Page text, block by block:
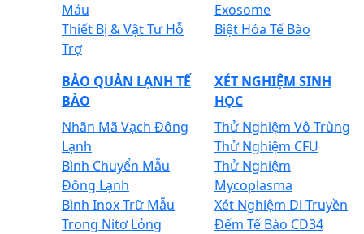
Máu
Thiết Bị & Vật Tư Hỗ
Trợ
Exosome
Biệt Hóa Tế Bào
BẢO QUẢN LẠNH TẾ
BÀO
Nhãn Mã Vạch Đông
Lạnh
Bình Chuyển Mẫu
Đông Lạnh
Bình Inox Trữ Mẫu
Trong Nitơ Lỏng
XÉT NGHIỆM SINH
HỌC
Thử Nghiệm Vô Trùng
Thử Nghiệm CFU
Thử Nghiệm
Mycoplasma
Xét Nghiệm Di Truyền
Đếm Tế Bào CD34